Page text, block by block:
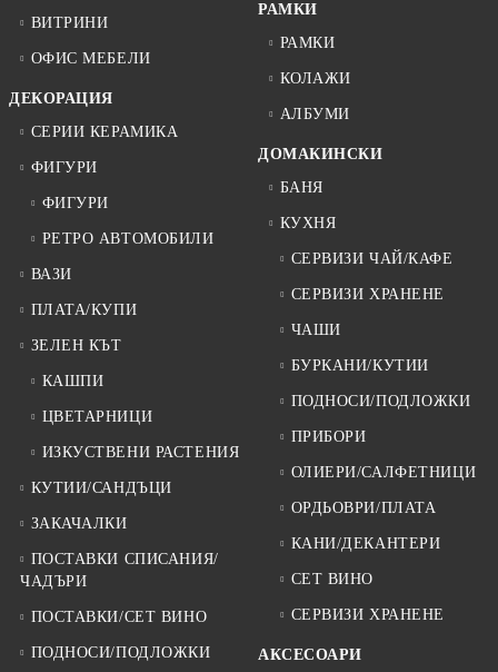
ВИТРИНИ
ОФИС МЕБЕЛИ
ДЕКОРАЦИЯ
СЕРИИ КЕРАМИКА
ФИГУРИ
ФИГУРИ
РЕТРО АВТОМОБИЛИ
ВАЗИ
ПЛАТА/КУПИ
ЗЕЛЕН КЪТ
КАШПИ
ЦВЕТАРНИЦИ
ИЗКУСТВЕНИ РАСТЕНИЯ
КУТИИ/САНДЪЦИ
ЗАКАЧАЛКИ
ПОСТАВКИ СПИСАНИЯ/
ЧАДЪРИ
ПОСТАВКИ/СЕТ ВИНО
ПОДНОСИ/ПОДЛОЖКИ
РАМКИ
РАМКИ
КОЛАЖИ
АЛБУМИ
ДОМАКИНСКИ
БАНЯ
КУХНЯ
СЕРВИЗИ ЧАЙ/КАФЕ
СЕРВИЗИ ХРАНЕНЕ
ЧАШИ
БУРКАНИ/КУТИИ
ПОДНОСИ/ПОДЛОЖКИ
ПРИБОРИ
ОЛИЕРИ/САЛФЕТНИЦИ
ОРДЬОВРИ/ПЛАТА
КАНИ/ДЕКАНТЕРИ
СЕТ ВИНО
СЕРВИЗИ ХРАНЕНЕ
АКСЕСОАРИ